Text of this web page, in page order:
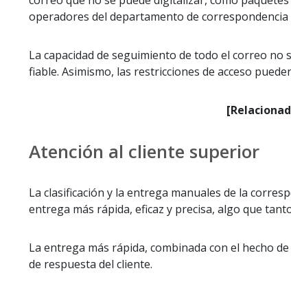
operadores del departamento de
La capacidad de seguimiento de todo el correo
fiable. Asimismo, las restricciones de acceso
Atención al cliente superior
La clasificación y la entrega manuales de la
entrega más rápida, eficaz y precisa, algo que
La entrega más rápida, combinada con el hecho
de respuesta del cliente.